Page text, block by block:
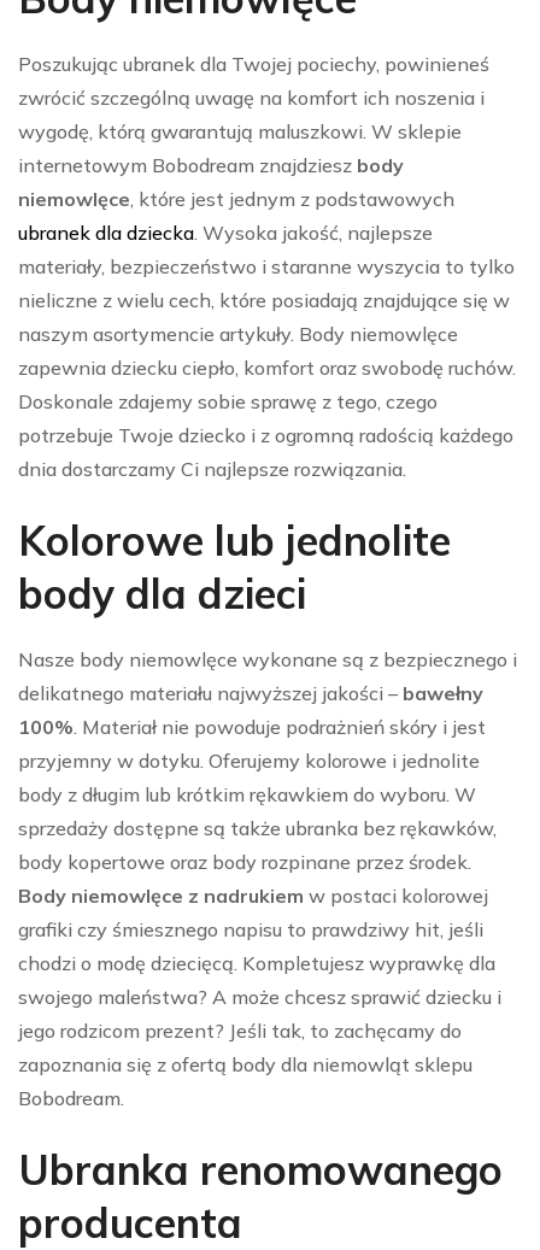
Poszukując ubranek dla Twojej pociechy, powinieneś
zwrócić szczególną uwagę na komfort ich noszenia i
wygodę, którą gwarantują maluszkowi. W sklepie
internetowym Bobodream znajdziesz body
niemowlęce , które jest jednym z podstawowych
ubranek dla dziecka . Wysoka jakość, najlepsze
materiały, bezpieczeństwo i staranne wyszycia to tylko
nieliczne z wielu cech, które posiadają znajdujące się w
naszym asortymencie artykuły. Body niemowlęce
zapewnia dziecku ciepło, komfort oraz swobodę ruchów.
Doskonale zdajemy sobie sprawę z tego, czego
potrzebuje Twoje dziecko i z ogromną radością każdego
dnia dostarczamy Ci najlepsze rozwiązania.
Kolorowe lub jednolite
body dla dzieci
Nasze body niemowlęce wykonane są z bezpiecznego i
delikatnego materiału najwyższej jakości – bawełny
100% . Materiał nie powoduje podrażnień skóry i jest
przyjemny w dotyku. Oferujemy kolorowe i jednolite
body z długim lub krótkim rękawkiem do wyboru. W
sprzedaży dostępne są także ubranka bez rękawków,
body kopertowe oraz body rozpinane przez środek.
Body niemowlęce z nadrukiem w postaci kolorowej
grafiki czy śmiesznego napisu to prawdziwy hit, jeśli
chodzi o modę dziecięcą. Kompletujesz wyprawkę dla
swojego maleństwa? A może chcesz sprawić dziecku i
jego rodzicom prezent? Jeśli tak, to zachęcamy do
zapoznania się z ofertą body dla niemowląt sklepu
Bobodream.
Ubranka renomowanego
producenta